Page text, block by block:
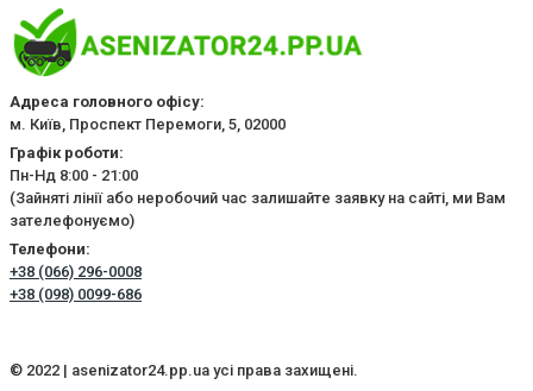
Адреса головного офісу:
м. Київ, Проспект Перемоги, 5, 02000
Графік роботи:
Пн-Нд 8:00 - 21:00
(Зайняті лінії або неробочий час залишайте заявку на сайті, ми Вам
зателефонуємо)
Телефони:
+38 (066) 296-0008
+38 (098) 0099-686
© 2022 | asenizator24.pp.ua усі права захищені.